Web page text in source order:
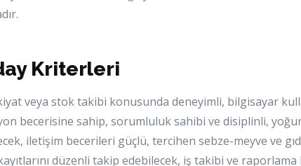
Kriterleri
veya stok takibi konusunda deneyimli, bilgisayar
becerisine sahip, sorumluluk sahibi ve disiplinli,
iletişim becerileri güçlü, tercihen sebze-meyve ve
düzenli takip edebilecek, iş takibi ve raporlama